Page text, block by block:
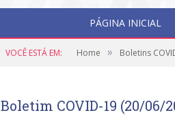
PÁGINA INICIAL
VOCÊ ESTÁ EM: Home » Boletins
Boletim COVID-19 (20/06/